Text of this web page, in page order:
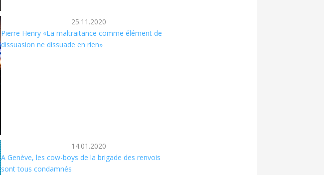
25.11.2020
Pierre Henry «La maltraitance comme élément de
dissuasion ne dissuade en rien»
14.01.2020
A Genève, les cow-boys de la brigade des renvois
sont tous condamnés